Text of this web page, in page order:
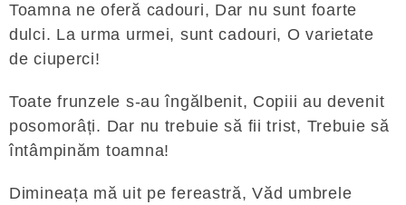
Toamna ne oferă cadouri, Dar nu sunt foarte
dulci. La urma urmei, sunt cadouri, O varietate
de ciuperci!
Toate frunzele s-au îngălbenit, Copiii au devenit
posomorâți. Dar nu trebuie să fii trist, Trebuie să
întâmpinăm toamna!
Dimineața mă uit pe fereastră, Văd umbrele